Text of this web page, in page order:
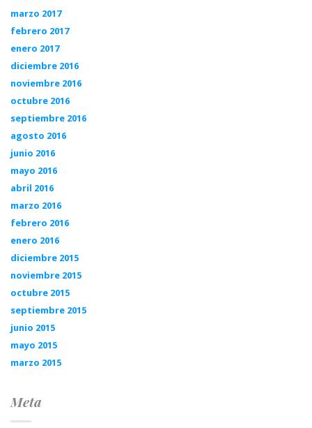
marzo 2017
febrero 2017
enero 2017
diciembre 2016
noviembre 2016
octubre 2016
septiembre 2016
agosto 2016
junio 2016
mayo 2016
abril 2016
marzo 2016
febrero 2016
enero 2016
diciembre 2015
noviembre 2015
octubre 2015
septiembre 2015
junio 2015
mayo 2015
marzo 2015
Meta